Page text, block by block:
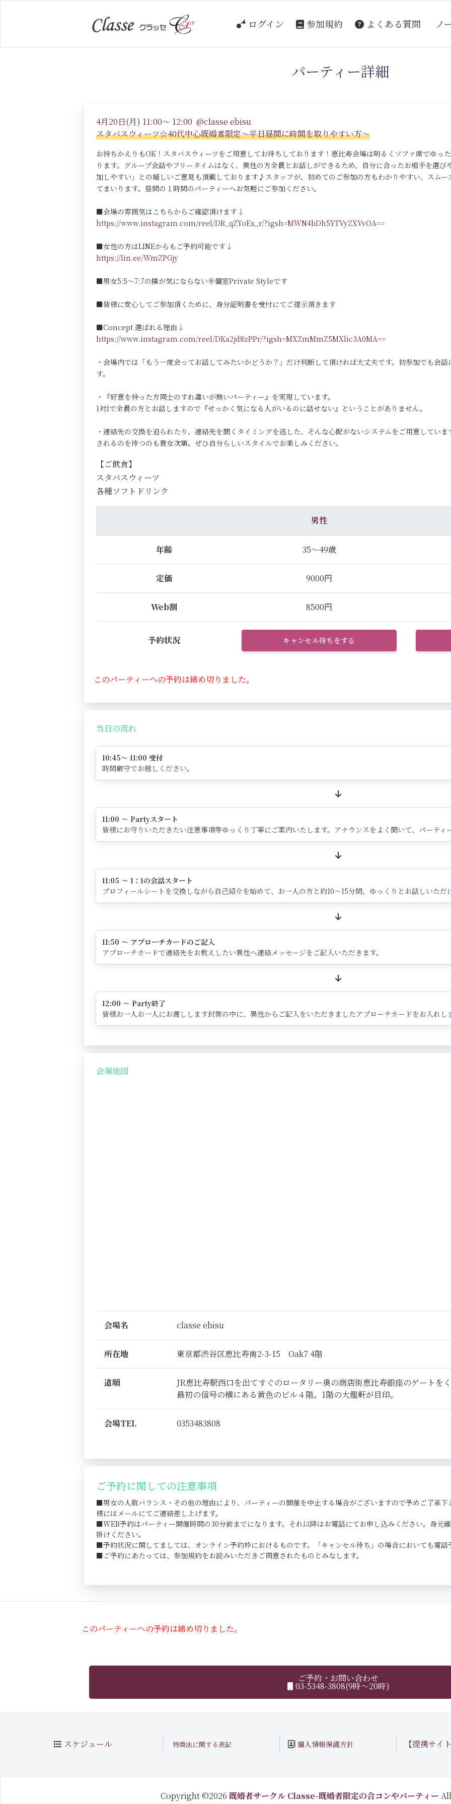
ログイン 参加規約 よくある質問 ノ
パーティー詳細
4月20日(月) 11:00～ 12:00 @classe ebisu
スタバスウィーツ☆40代中心既婚者限定～平日昼間に時間を取りやすい方～
お持ちかえりもOK！スタバスウィーツをご用意してお待ちしております！恵比寿会場は明るくソファ席でゆっ
ります。グループ会話やフリータイムはなく、異性の方全員とお話しができるため、自分に合ったお相手を選
加しやすい」との嬉しいご意見も頂戴しております♪スタッフが、初めてのご参加の方もわかりやすい、スム
てまいります。昼間の１時間のパーティーへお気軽にご参加ください。
■会場の雰囲気はこちらからご確認頂けます↓
https://www.instagram.com/reel/DR_qZYoEx_r/?igsh=MWN4bDh5YTVyZXVvOA==
■女性の方はLINEからもご予約可能です↓
https://lin.ee/WmZPGjy
■男女5:5～7:7の隣が気にならない半個室Private Styleです
■皆様に安心してご参加頂くために、身分証明書を受付にてご提示頂きます
■Concept 選ばれる理由↓
https://www.instagram.com/reel/DKa2jd8zPPr/?igsh=MXZmMmZ5MXlic3A0MA==
・会場内では「もう一度会ってお話してみたいかどうか？」だけ判断して頂ければ大丈夫です。初参加でも会
す。
・『好意を持った方同士のすれ違いが無いパーティー』を実現しています。
1対1で全員の方とお話しますので『せっかく気になる人がいるのに話せない』ということがありません。
・連絡先の交換を迫られたり、連絡先を聞くタイミングを逃した、そんな心配がないシステムをご用意してい
されるのを待つのも貴女次第。ぜひ自分らしいスタイルでお楽しみください。
【ご飲食】
スタバスウィーツ
各種ソフトドリンク
男性
年齢 35～49歳
定価 9000円
Web割 8500円
予約状況 キャンセル待ちをする
このパーティーへの予約は締め切りました。
当日の流れ
10:45～ 11:00 受付
時間厳守でお越しください。
11:00 ～ Partyスタート
皆様にお守りいただきたい注意事項等ゆっくり丁寧にご案内いたします。アナウンスをよく聞いて、パーティ
11:05 ～ 1：1の会話スタート
プロフィールシートを交換しながら自己紹介を始めて、お一人の方と約10～15分間、ゆっくりとお話しいただ
11:50 ～ アプローチカードのご記入
アプローチカードで連絡先をお教えしたい異性へ連絡メッセージをご記入いただきます。
12:00 ～ Party終了
皆様お一人お一人にお渡しします封筒の中に、異性からご記入をいただきましたアプローチカードをお入れし
会場地図
会場名 classe ebisu
所在地 東京都渋谷区恵比寿南2-3-15 Oak7 4階
道順
JR恵比寿駅西口を出てすぐのロータリー奥の商店街恵比寿銀座のゲートを
最初の信号の横にある黄色のビル４階。1階の大龍軒が目印。
会場TEL 0353483808
ご予約に関しての注意事項
■男女の人数バランス・その他の理由により、パーティーの開催を中止する場合がございますので予めご了承
様にはメールにてご連絡差し上げます。
■WEB予約はパーティー開催時間の30分前までになります。それ以降はお電話にてお申し込みください。身元
掛けください。
■予約状況に関してましては、オンライン予約枠におけるものです。「キャンセル待ち」の場合においても電
■ご予約にあたっては、参加規約をお読みいただきご同意されたものとみなします。
このパーティーへの予約は締め切りました。
ご予約・お問い合わせ
03-5348-3808(9時～20時)
スケジュール 特商法に関する表記 個人情報保護方針 【提携サイ
Copyright ©2026 既婚者サークル Classe-既婚者限定の合コンやパーティー